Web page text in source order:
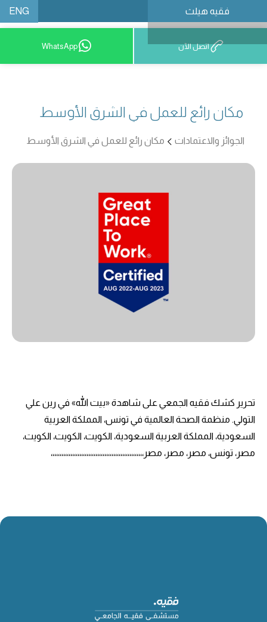
فقيه هيلث ENG
احجز موعدًا اتصل الآن WhatsApp
مكان رائع للعمل في الشرق الأوسط
الجوائز والاعتمادات مكان رائع للعمل في الشرق الأوسط
تحرير كشك فقيه الجمعي على شاهدة «بيت الله» في رين علي
التولي. منظمة الصحة العالمية في تونس، المملكة العربية
السعودية، المملكة العربية السعودية، الكويت، الكويت، الكويت،
مصر، تونس، مصر، مصر، مصر،،،،،،،،،،،،،،،،،،،،،،،،،،،،،،،،،،،،،،،،،،،،،،،،،،،،